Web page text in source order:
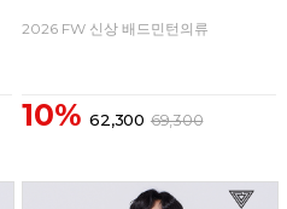
2026 FW 신상 배드민턴의류
10% 62,300 69,300